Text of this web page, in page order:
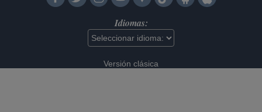
Idiomas:
Versión clásica